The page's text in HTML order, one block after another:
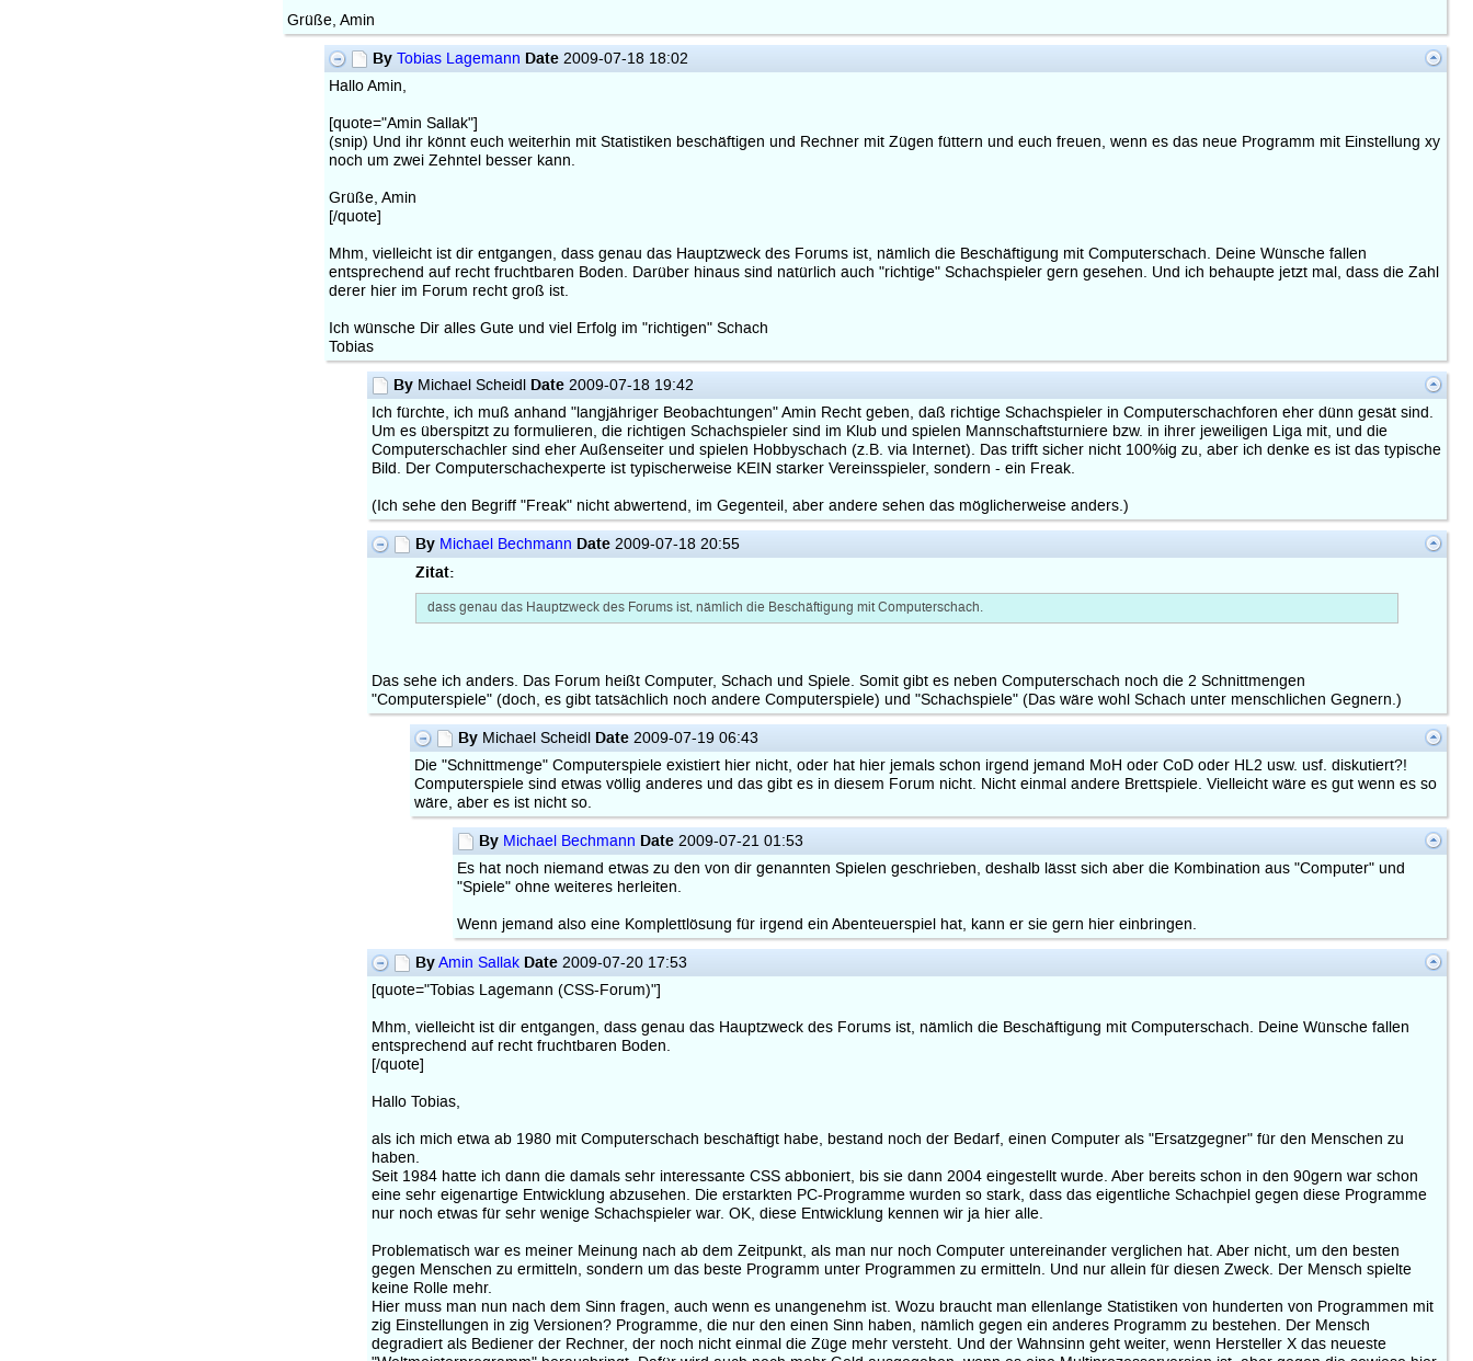
Grüße, Amin
By Tobias Lagemann Date 2009-07-18 18:02
Hallo Amin,
[quote="Amin Sallak"]
(snip) Und ihr könnt euch weiterhin mit Statistiken beschäftigen und Rechner mit Zügen füttern und euch freuen, wenn es das neue Programm mit Einstellung xy
noch um zwei Zehntel besser kann.
Grüße, Amin
[/quote]
Mhm, vielleicht ist dir entgangen, dass genau das Hauptzweck des Forums ist, nämlich die Beschäftigung mit Computerschach. Deine Wünsche fallen
entsprechend auf recht fruchtbaren Boden. Darüber hinaus sind natürlich auch "richtige" Schachspieler gern gesehen. Und ich behaupte jetzt mal, dass die Zahl
derer hier im Forum recht groß ist.
Ich wünsche Dir alles Gute und viel Erfolg im "richtigen" Schach
Tobias
By Michael Scheidl Date 2009-07-18 19:42
Ich fürchte, ich muß anhand "langjähriger Beobachtungen" Amin Recht geben, daß richtige Schachspieler in Computerschachforen eher dünn gesät sind.
Um es überspitzt zu formulieren, die richtigen Schachspieler sind im Klub und spielen Mannschaftsturniere bzw. in ihrer jeweiligen Liga mit, und die
Computerschachler sind eher Außenseiter und spielen Hobbyschach (z.B. via Internet). Das trifft sicher nicht 100%ig zu, aber ich denke es ist das typische
Bild. Der Computerschachexperte ist typischerweise KEIN starker Vereinsspieler, sondern - ein Freak.
(Ich sehe den Begriff "Freak" nicht abwertend, im Gegenteil, aber andere sehen das möglicherweise anders.)
By Michael Bechmann Date 2009-07-18 20:55
Zitat:
dass genau das Hauptzweck des Forums ist, nämlich die Beschäftigung mit Computerschach.
Das sehe ich anders. Das Forum heißt Computer, Schach und Spiele. Somit gibt es neben Computerschach noch die 2 Schnittmengen
"Computerspiele" (doch, es gibt tatsächlich noch andere Computerspiele) und "Schachspiele" (Das wäre wohl Schach unter menschlichen Gegnern.)
By Michael Scheidl Date 2009-07-19 06:43
Die "Schnittmenge" Computerspiele existiert hier nicht, oder hat hier jemals schon irgend jemand MoH oder CoD oder HL2 usw. usf. diskutiert?!
Computerspiele sind etwas völlig anderes und das gibt es in diesem Forum nicht. Nicht einmal andere Brettspiele. Vielleicht wäre es gut wenn es so
wäre, aber es ist nicht so.
By Michael Bechmann Date 2009-07-21 01:53
Es hat noch niemand etwas zu den von dir genannten Spielen geschrieben, deshalb lässt sich aber die Kombination aus "Computer" und
"Spiele" ohne weiteres herleiten.
Wenn jemand also eine Komplettlösung für irgend ein Abenteuerspiel hat, kann er sie gern hier einbringen.
ByAmin Sallak Date 2009-07-20 17:53
[quote="Tobias Lagemann (CSS-Forum)"]
Mhm, vielleicht ist dir entgangen, dass genau das Hauptzweck des Forums ist, nämlich die Beschäftigung mit Computerschach. Deine Wünsche fallen
entsprechend auf recht fruchtbaren Boden.
[/quote]
Hallo Tobias,
als ich mich etwa ab 1980 mit Computerschach beschäftigt habe, bestand noch der Bedarf, einen Computer als "Ersatzgegner" für den Menschen zu
haben.
Seit 1984 hatte ich dann die damals sehr interessante CSS abboniert, bis sie dann 2004 eingestellt wurde. Aber bereits schon in den 90gern war schon
eine sehr eigenartige Entwicklung abzusehen. Die erstarkten PC-Programme wurden so stark, dass das eigentliche Schachpiel gegen diese Programme
nur noch etwas für sehr wenige Schachspieler war. OK, diese Entwicklung kennen wir ja hier alle.
Problematisch war es meiner Meinung nach ab dem Zeitpunkt, als man nur noch Computer untereinander verglichen hat. Aber nicht, um den besten
gegen Menschen zu ermitteln, sondern um das beste Programm unter Programmen zu ermitteln. Und nur allein für diesen Zweck. Der Mensch spielte
keine Rolle mehr.
Hier muss man nun nach dem Sinn fragen, auch wenn es unangenehm ist. Wozu braucht man ellenlange Statistiken von hunderten von Programmen mit
zig Einstellungen in zig Versionen? Programme, die nur den einen Sinn haben, nämlich gegen ein anderes Programm zu bestehen. Der Mensch
degradiert als Bediener der Rechner, der noch nicht einmal die Züge mehr versteht. Und der Wahnsinn geht weiter, wenn Hersteller X das neueste